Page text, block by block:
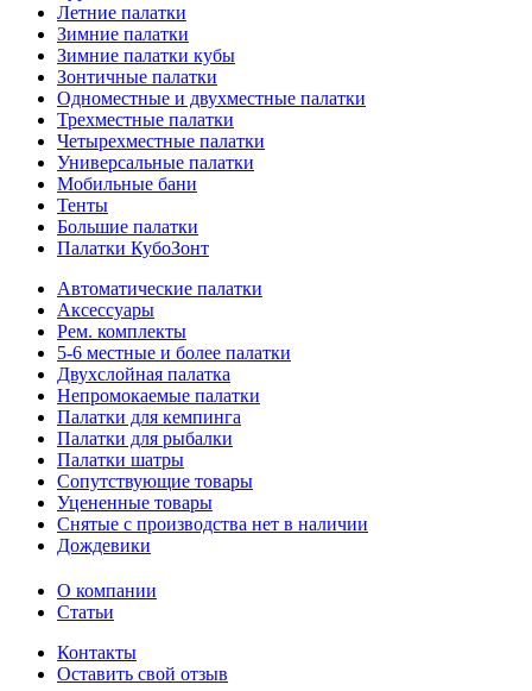
Летние палатки
Зимние палатки
Зимние палатки кубы
Зонтичные палатки
Одноместные и двухместные палатки
Трехместные палатки
Четырехместные палатки
Универсальные палатки
Мобильные бани
Тенты
Большие палатки
Палатки КубоЗонт
Автоматические палатки
Аксессуары
Рем. комплекты
5-6 местные и более палатки
Двухслойная палатка
Непромокаемые палатки
Палатки для кемпинга
Палатки для рыбалки
Палатки шатры
Сопутствующие товары
Уцененные товары
Снятые с производства нет в наличии
Дождевики
О компании
Статьи
Контакты
Оставить свой отзыв